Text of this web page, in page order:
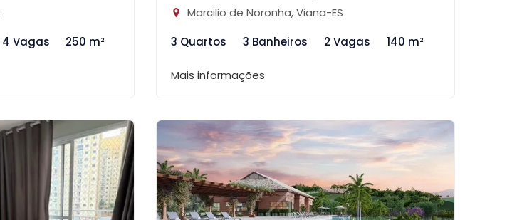
4 Vagas 250 m²
Marcilio de Noronha, Viana-ES
3 Quartos
3 Banheiros 2 Vagas 140 m²
Mais informações